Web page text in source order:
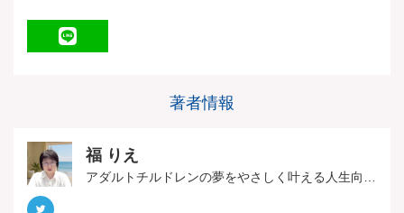
著者情報
福 りえ